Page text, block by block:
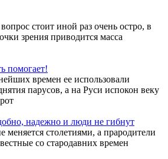
стоит иной раз очень остро, в
зрения приводится масса
помогает!
времен ее использовали
парусов, а на Руси испокон веку
надежно и люди не гибнут
столетиями, а прародители
со стародавних времен